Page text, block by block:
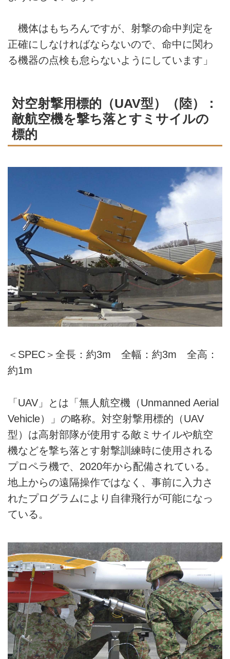
機体はもちろんですが、射撃の命中判定を
正確にしなければならないので、命中に関わ
る機器の点検も怠らないようにしています」
対空射撃用標的（UAV型）（陸）：
敵航空機を撃ち落とすミサイルの
標的
＜SPEC＞全長：約3m 全幅：約3m 全高：
約1m
「UAV」とは「無人航空機（Unmanned Aerial
Vehicle）」の略称。対空射撃用標的（UAV
型）は高射部隊が使用する敵ミサイルや航空
機などを撃ち落とす射撃訓練時に使用される
プロペラ機で、2020年から配備されている。
地上からの遠隔操作ではなく、事前に入力さ
れたプログラムにより自律飛行が可能になっ
ている。